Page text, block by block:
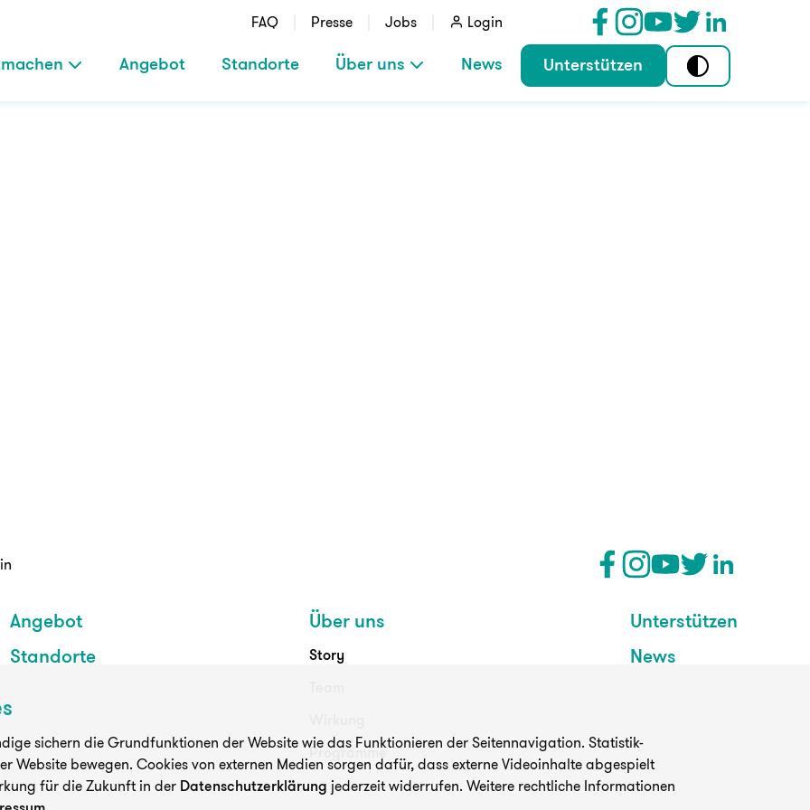
FAQ Presse Jobs Login
Angebot Standorte Über uns News Unterstützen
Angebot
Standorte
Über uns
Story
Programme
Unterstützen
News
sichern die Grundfunktionen der Website wie das Funktionieren der Seitennavigation. Statistik-
Website bewegen. Cookies von externen Medien sorgen dafür, dass externe Videoinhalte abgespielt
für die Zukunft in der Datenschutzerklärung jederzeit widerrufen. Weitere rechtliche Informationen